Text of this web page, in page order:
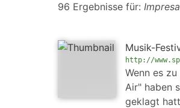
96 Ergebnisse für:
Musik-
http://
Wenn es
Air" haben
geklagt